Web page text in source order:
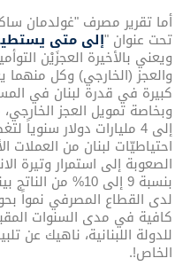
تحت عنوان "إلى متى
ويعني بالأخيرة العجزَيْن
والعجز (الخارجي) وكل منهما
كبيرة في قدرة لبنان في
إلى 4 مليارات دولار
احتياطيّات لبنان من العملات
الصعوبة إلى استمرار وتيرة
بنسبة 9 إلى 10%
كافية في مدى السنوات
للدولة اللبنانية، ناهيك عن
الخاص!.